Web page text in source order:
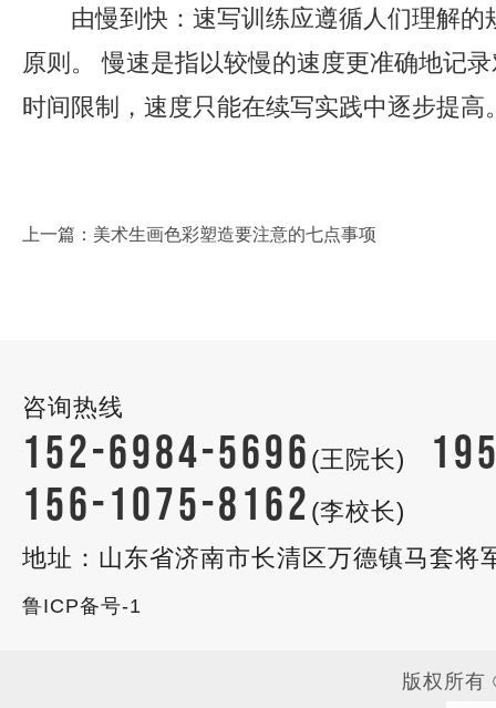
由慢到快：速写训练应遵循人们理解
原则。 慢速是指以较慢的速度更准确地记
时间限制，速度只能在续写实践中逐步提高
上一篇： 美术生画色彩塑造要注意的七点事项
咨询热线
152-6984-5696 (王院长)
156-1075-8162 (李校长)
地址：山东省济南市长清区万德镇马套将
鲁ICP备号-1
版权所有